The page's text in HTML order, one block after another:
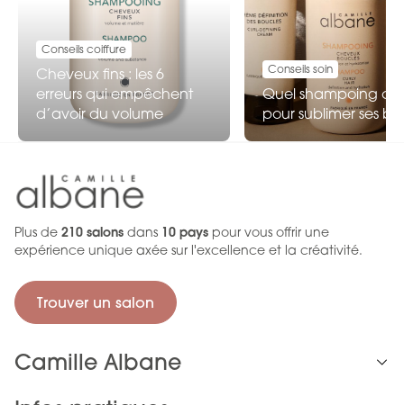
Conseils coiffure
Cheveux fins : les 6
erreurs qui empêchent
d’avoir du volume
Conseils soin
Quel shampoing
pour sublimer ses
Plus de 210 salons dans 10 pays pour vous offrir une
expérience unique axée sur l'excellence et la créativité.
Trouver un salon
Camille Albane